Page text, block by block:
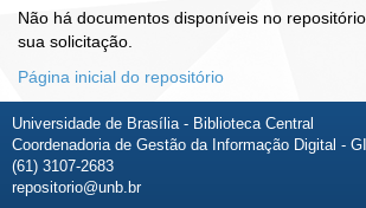
Não há documentos disponíveis no
sua solicitação.
Página inicial do repositório
Universidade de Brasília - Biblioteca Central
Coordenadoria de Gestão da Informação Digital -
(61) 3107-2683
repositorio@unb.br